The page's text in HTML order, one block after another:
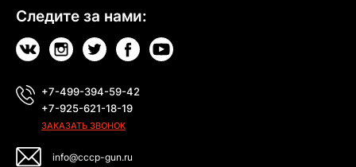
Следите за нами:
+7-499-394-59-42
+7-925-621-18-19
ЗАКАЗАТЬ ЗВОНОК
info@cccp-gun.ru